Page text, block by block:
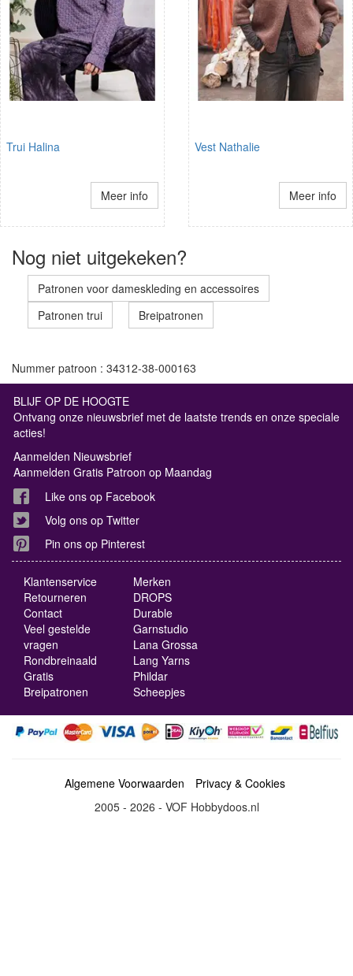
Trui Halina
Meer info
Vest Nathalie
Meer info
Nog niet uitgekeken?
Patronen voor dameskleding en accessoires
Patronen trui
Breipatronen
Nummer patroon : 34312-38-000163
BLIJF OP DE HOOGTE
Ontvang onze nieuwsbrief met de laatste trends en onze speciale
acties!
Aanmelden Nieuwsbrief
Aanmelden Gratis Patroon op Maandag
Like ons op Facebook
Volg ons op Twitter
Pin ons op Pinterest
Klantenservice
Retourneren
Contact
Veel gestelde
vragen
Rondbreinaald
Gratis
Breipatronen
Merken
DROPS
Durable
Garnstudio
Lana Grossa
Lang Yarns
Phildar
Scheepjes
Algemene Voorwaarden
Privacy & Cookies
2005 - 2026 - VOF Hobbydoos.nl